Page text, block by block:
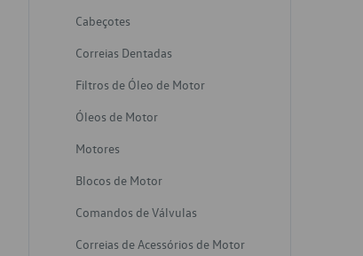
Cabeçotes
Correias Dentadas
Filtros de Óleo de Motor
Óleos de Motor
Motores
Blocos de Motor
Comandos de Válvulas
Correias de Acessórios de Motor